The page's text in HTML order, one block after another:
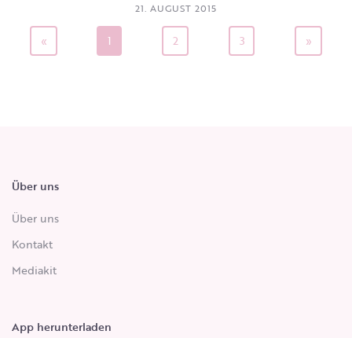
21. AUGUST 2015
« 1 2 3 »
Über uns
Über uns
Kontakt
Mediakit
App herunterladen